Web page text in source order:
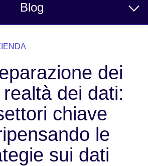
Blog
dei
dei dati:
chiave
le
sui dati